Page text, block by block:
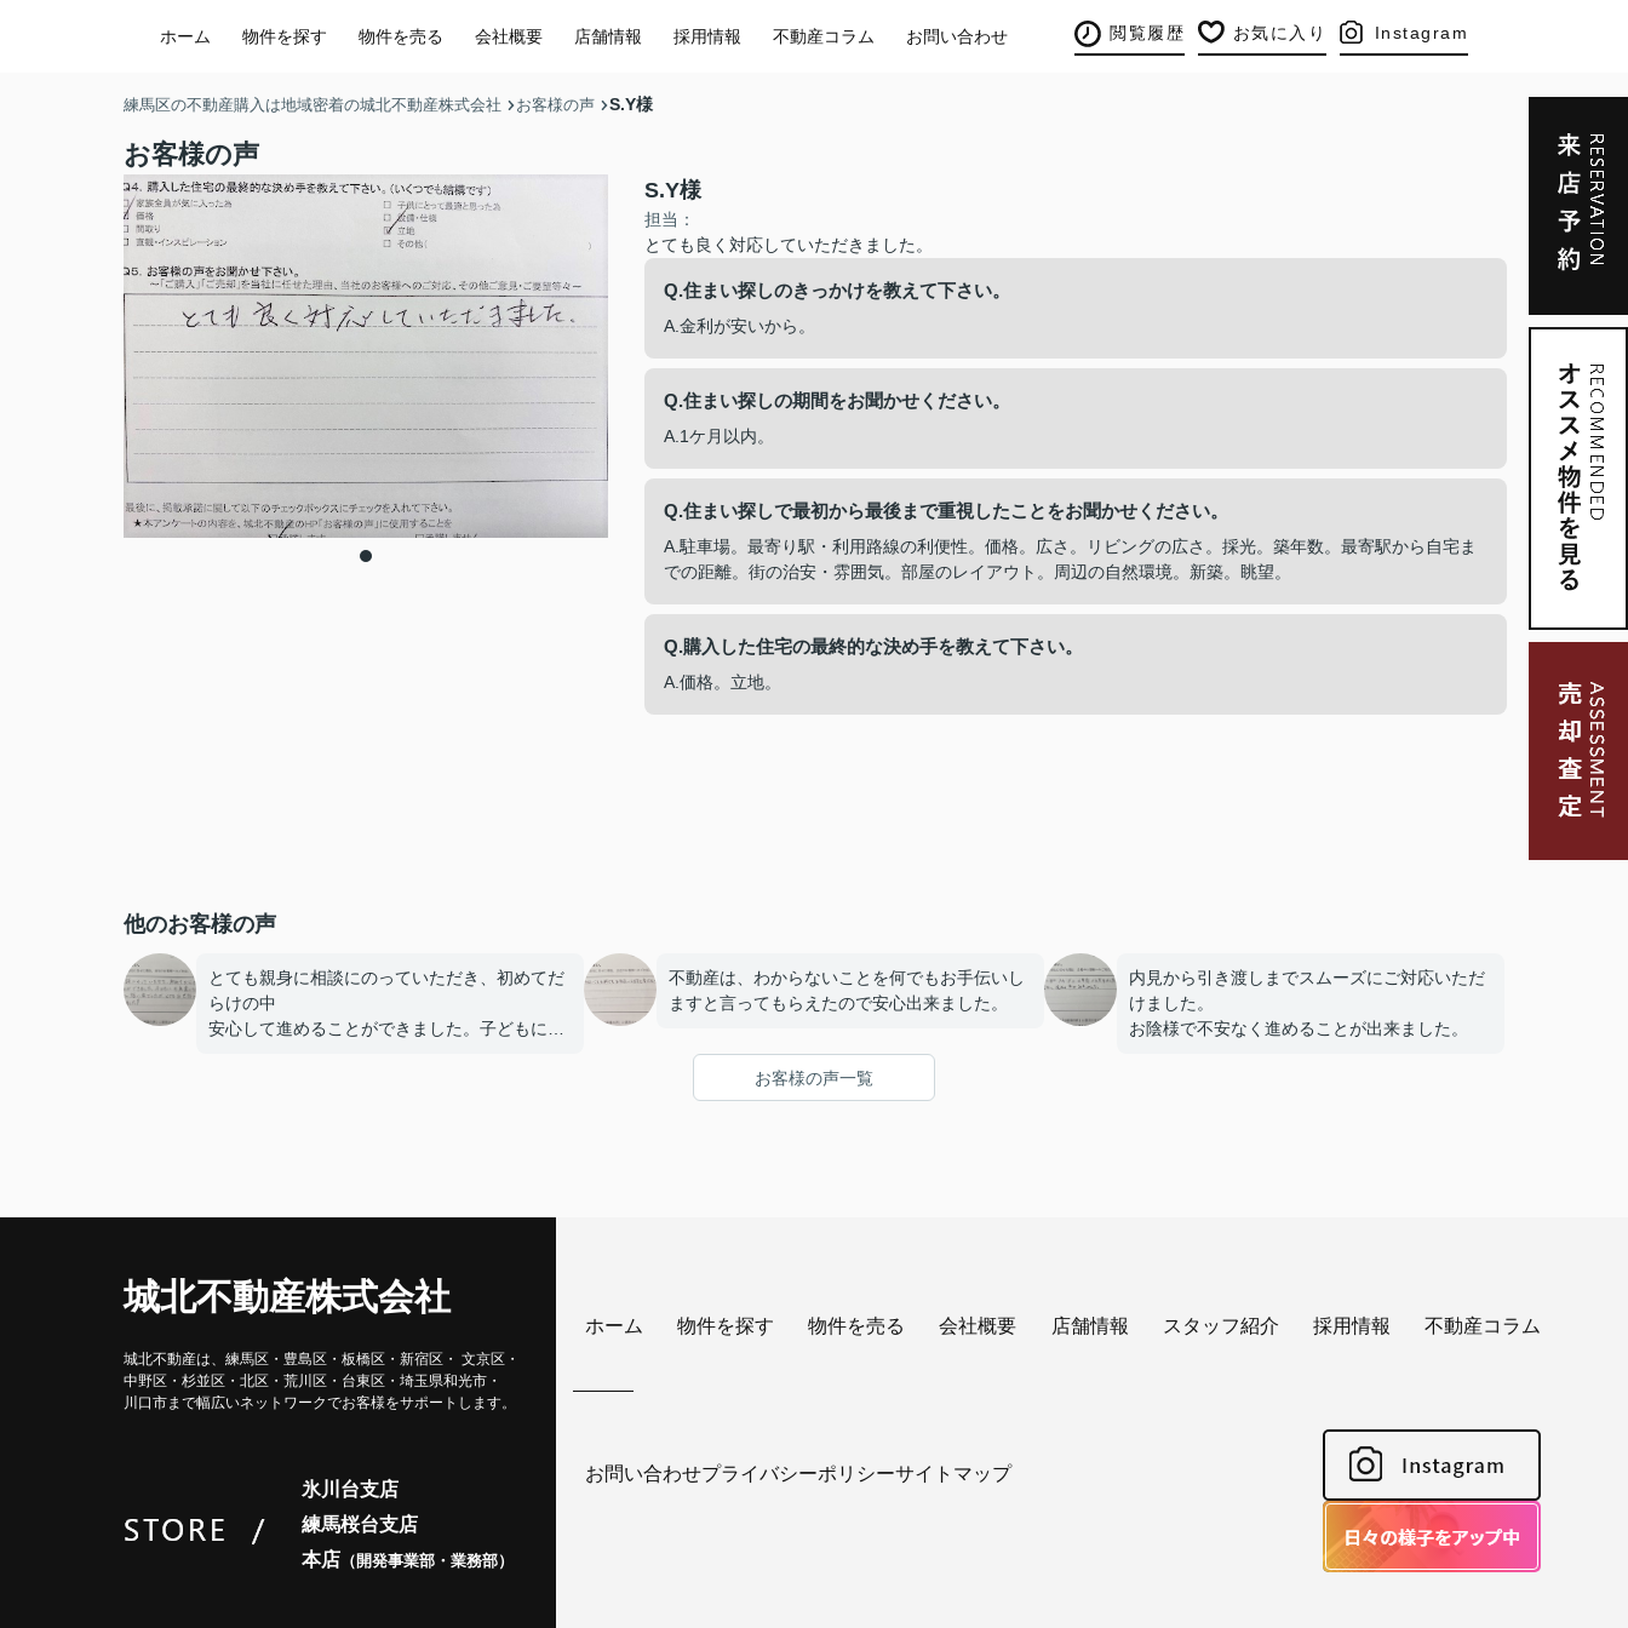
ホーム 物件を探す 物件を売る 会社概要 店舗情報 採用情報 不動産コラム お問い合わせ 閲覧履歴 お気に入り Instagram
練馬区の不動産購入は地域密着の城北不動産株式会社 お客様の声 S.Y様
お客様の声
S.Y様
担当：
とても良く対応していただきました。
Q.住まい探しのきっかけを教えて下さい。
A.金利が安いから。
Q.住まい探しの期間をお聞かせください。
A.1ケ月以内。
Q.住まい探しで最初から最後まで重視したことをお聞かせください。
A.駐車場。最寄り駅・利用路線の利便性。価格。広さ。リビングの広さ。採光。築年数。最寄駅から自宅ま
での距離。街の治安・雰囲気。部屋のレイアウト。周辺の自然環境。新築。眺望。
Q.購入した住宅の最終的な決め手を教えて下さい。
A.価格。立地。
他のお客様の声
とても親身に相談にのっていただき、初めてだ
らけの中
安心して進めることができました。子どもにも
不動産は、わからないことを何でもお手伝いし
ますと言ってもらえたので安心出来ました。
内見から引き渡しまでスムーズにご対応いただ
けました。
お陰様で不安なく進めることが出来ました。
お客様の声一覧
城北不動産株式会社
城北不動産は、練馬区・豊島区・ 板橋区・新宿区・ 文京区・
中野区・杉並区・北区・荒川区・ 台東区・埼玉県和光市・
川口市まで幅広いネットワークでお客様をサポートします。
氷川台支店
練馬桜台支店
本店 （開発事業部・業務部）
ホーム 物件を探す 物件を売る 会社概要 店舗情報 スタッフ紹介 採用情報 不動産コラム
お問い合わせプライバシーポリシーサイトマップ